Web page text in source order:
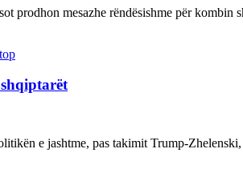
prodhon mesazhe rëndësishme për
top
e jashtme, pas takimit Trump-